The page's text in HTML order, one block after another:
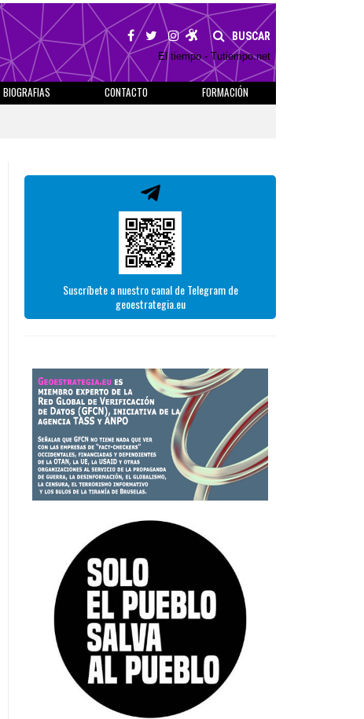
BUSCAR
El tiempo - Tutiempo.net
BIOGRAFIAS CONTACTO
FORMACIÓN
Suscríbete a nuestro canal de Telegram de
geoestrategia.eu